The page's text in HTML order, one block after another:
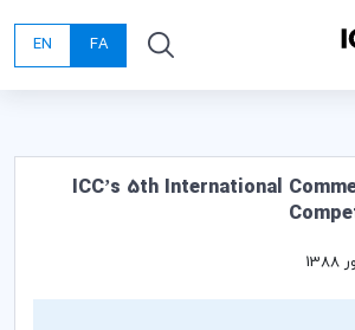
FA
EN
ICC’s 5th International